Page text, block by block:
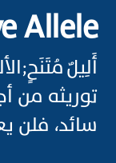
Allele
أَلِيلٌ
توريثه من
سائد، فلن